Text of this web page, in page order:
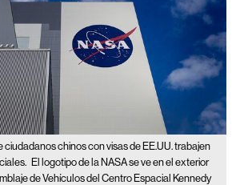
ciudadanos chinos con visas de EE.UU. trabajen
El logotipo de la NASA se ve en el exterior
de Vehículos del Centro Espacial Kennedy